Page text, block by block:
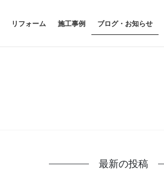
リフォーム 施工事例 ブログ・お知らせ
最新の投稿